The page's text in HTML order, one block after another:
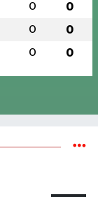
0 0
0 0
0 0